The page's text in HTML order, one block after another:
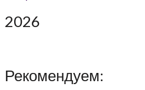
2026
Рекомендуем: